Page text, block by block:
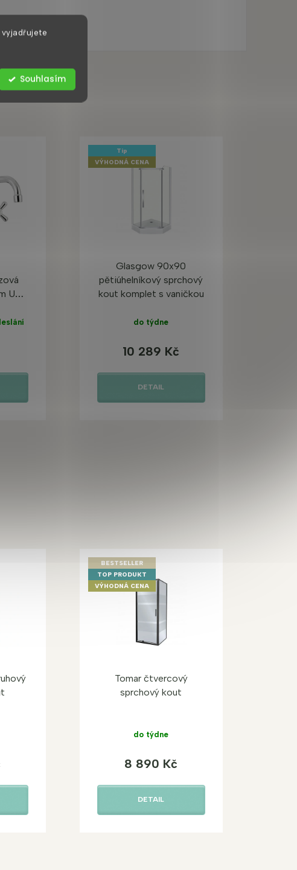
Souhlasím
U
Tip
VÝHODNÁ CENA
Glasgow 90x90
pětiúhelníkový sprchový
kout komplet s vaničkou
do týdne
10 289 Kč
DETAIL
BESTSELLER
TOP PRODUKT
VÝHODNÁ CENA
Tomar čtvercový
sprchový kout
do týdne
8 890 Kč
DETAIL